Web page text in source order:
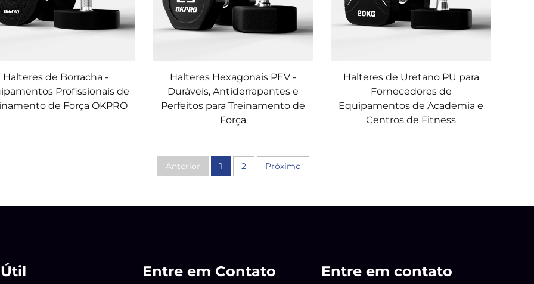
Halteres de Borracha -
Profissionais de
de Força OKPRO
Halteres Hexagonais PEV -
Duráveis, Antiderrapantes e
Perfeitos para Treinamento de
Força
Halteres de Uretano PU para
Fornecedores de
Equipamentos de Academia e
Centros de Fitness
Anterior 1 2 Próximo
Entre em Contato
Entre em contato